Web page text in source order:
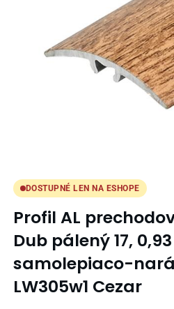
DOSTUPNÉ LEN NA ESHOPE
Profil AL
Dub pálený 17,
samolepiaco-
LW305w1 Cezar